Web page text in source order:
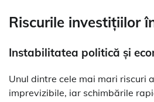
Riscurile investițiilor
Instabilitatea politică și
Unul dintre cele mai mari riscuri
imprevizibile, iar schimbările